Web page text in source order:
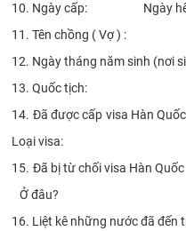
10. Ngày cấp: Ngày
11. Tên chồng ( Vợ ) :
12. Ngày tháng năm sinh (nơi
13. Quốc tịch:
14. Đã được cấp visa Hàn
Loại visa:
15. Đã bị từ chối visa Hàn
Ở đâu?
16. Liệt kê những nước đã đến